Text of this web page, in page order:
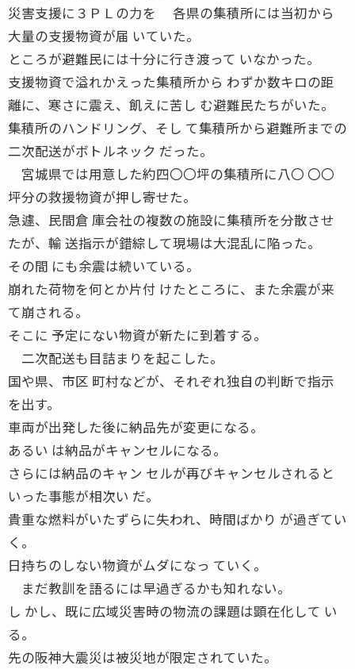
災害支援に３ＰＬの力を 各県の集積所には当初から
大量の支援物資が届 いていた。
ところが避難民には十分に行き渡って いなかった。
支援物資で溢れかえった集積所から わずか数キロの距
離に、寒さに震え、飢えに苦し む避難民たちがいた。
集積所のハンドリング、そし て集積所から避難所までの
二次配送がボトルネック だった。
宮城県では用意した約四〇〇坪の集積所に八〇 〇〇
坪分の救援物資が押し寄せた。
急遽、民間倉 庫会社の複数の施設に集積所を分散させ
たが、輸 送指示が錯綜して現場は大混乱に陥った。
その間 にも余震は続いている。
崩れた荷物を何とか片付 けたところに、また余震が来
て崩される。
そこに 予定にない物資が新たに到着する。
二次配送も目詰まりを起こした。
国や県、市区 町村などが、それぞれ独自の判断で指示
を出す。
車両が出発した後に納品先が変更になる。
あるい は納品がキャンセルになる。
さらには納品のキャン セルが再びキャンセルされると
いった事態が相次い だ。
貴重な燃料がいたずらに失われ、時間ばかり が過ぎてい
く。
日持ちのしない物資がムダになっ ていく。
まだ教訓を語るには早過ぎるかも知れない。
し かし、既に広域災害時の物流の課題は顕在化して い
る。
先の阪神大震災は被災地が限定されていた。